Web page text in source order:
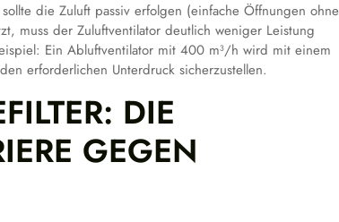
die Zuluft passiv erfolgen (einfache Öffnungen ohne
muss der Zuluftventilator deutlich weniger Leistung
Ein Abluftventilator mit 400 m³/h wird mit einem
erforderlichen Unterdruck sicherzustellen.
DIE
GEGEN